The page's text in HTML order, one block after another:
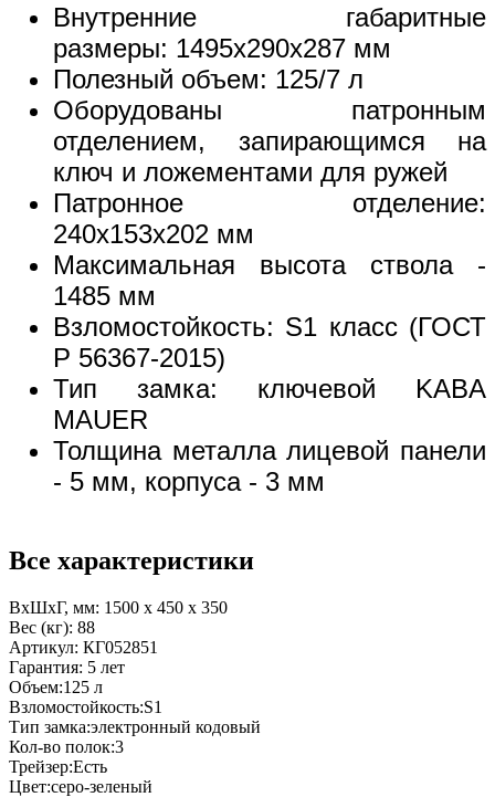
Внутренние габаритные
размеры: 1495x290x287 мм
Полезный объем: 125/7 л
Оборудованы патронным
отделением, запирающимся на
ключ и ложементами для ружей
Патронное отделение:
240х153х202 мм
Максимальная высота ствола -
1485 мм
Взломостойкость: S1 класс (ГОСТ
Р 56367-2015)
Тип замка: ключевой KABA
MAUER
Толщина металла лицевой панели
- 5 мм, корпуса - 3 мм
Все характеристики
ВхШхГ, мм: 1500 x 450 x 350
Вес (кг): 88
Артикул: КГ052851
Гарантия: 5 лет
Объем:125 л
Взломостойкость:S1
Тип замка:электронный кодовый
Кол-во полок:3
Трейзер:Есть
Цвет:серо-зеленый